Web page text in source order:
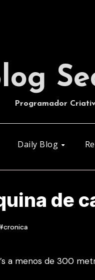
Programador
Daily Blog
de
a menos de 300